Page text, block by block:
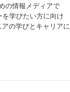
の情報メディアで
学びたい方に向け
の学びとキャリアに